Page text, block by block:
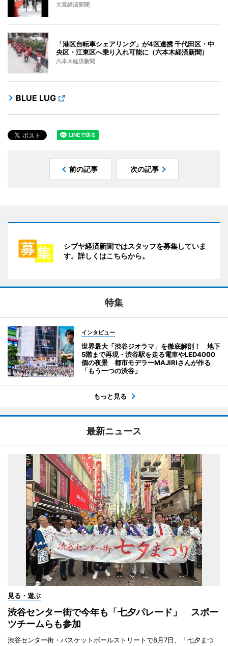
大宮経済新聞
「港区自転車シェアリング」が4区連携 千代田区・中
央区・江東区へ乗り入れ可能に（六本木経済新聞）
六本木経済新聞
BLUE LUG
前の記事 次の記事
シブヤ経済新聞ではスタッフを募集していま
す。詳しくはこちらから。
特集
インタビュー
世界最大「渋谷ジオラマ」を徹底解剖！ 地下
5階まで再現・渋谷駅を走る電車やLED4000
個の夜景 都市モデラーMAJIRIさんが作る
「もう一つの渋谷」
もっと見る
最新ニュース
見る・遊ぶ
渋谷センター街で今年も「七夕パレード」 スポー
ツチームらも参加
渋谷センター街・バスケットボールストリートで8月7日、「七夕まつ